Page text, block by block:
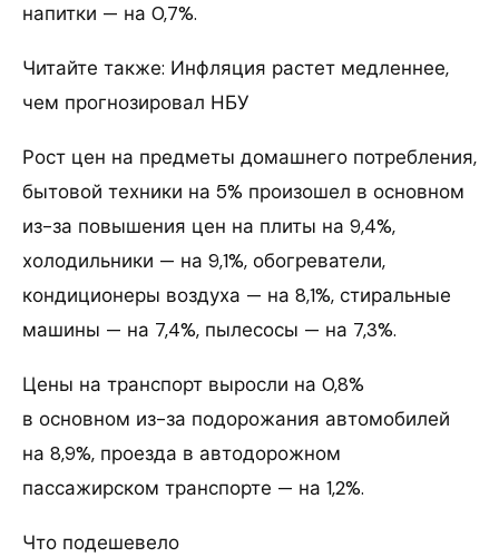
напитки — на 0,7%.
Читайте также: Инфляция растет медленнее,
чем прогнозировал НБУ
Рост цен на предметы домашнего потребления,
бытовой техники на 5% произошел в основном
из-за повышения цен на плиты на 9,4%,
холодильники — на 9,1%, обогреватели,
кондиционеры воздуха — на 8,1%, стиральные
машины — на 7,4%, пылесосы — на 7,3%.
Цены на транспорт выросли на 0,8%
в основном из-за подорожания автомобилей
на 8,9%, проезда в автодорожном
пассажирском транспорте — на 1,2%.
Что подешевело